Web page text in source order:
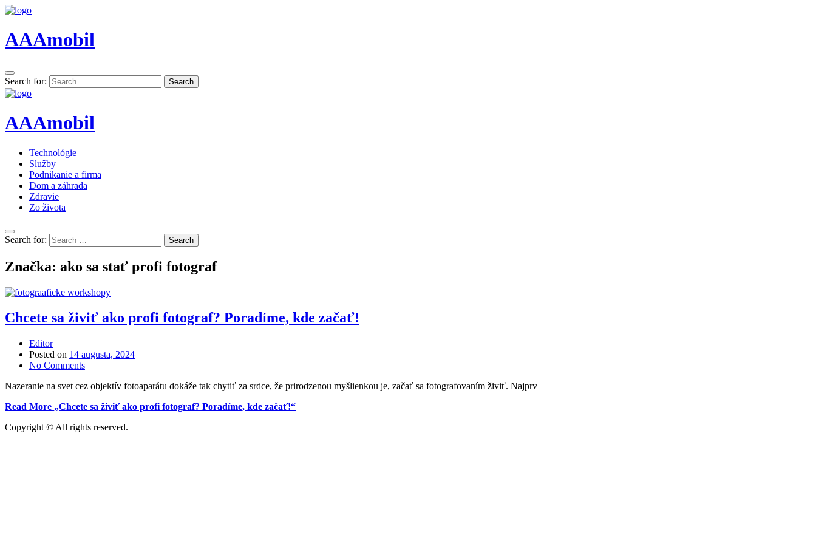
AAAmobil
Search for: Search
AAAmobil
Technológie
Služby
Podnikanie a firma
Dom a záhrada
Zdravie
Zo života
Search for: Search
Značka: ako sa stať profi fotograf
Chcete sa živiť ako profi fotograf? Poradíme, kde začať!
Editor
Posted on 14 augusta, 2024
No Comments
Nazeranie na svet cez objektív fotoaparátu dokáže tak chytiť za srdce, že prirodzenou myšlienkou je, začať sa fotografovaním živiť. Najprv
Read More „Chcete sa živiť ako profi fotograf? Poradíme, kde začať!“
Copyright © All rights reserved.